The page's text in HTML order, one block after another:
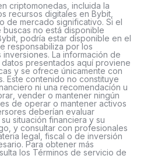
criptomonedas, incluida la
recursos digitales en Bybit,
de mercado significativo. Si el
no está disponible
podría estar disponible en el
responsabiliza por los
La información de
presentados aquí proviene
y se ofrece únicamente con
Este contenido no constituye
ni una recomendación u
vender o mantener ningún
de operar o mantener activos
deberían evaluar
situación financiera y su
y consultar con profesionales
legal, fiscal o de inversión
Para obtener más
los Términos de servicio de